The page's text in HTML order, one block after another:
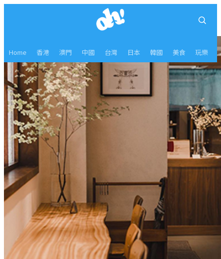
Home 香港 澳門 中國 台灣 日本 韓國 美食 玩樂